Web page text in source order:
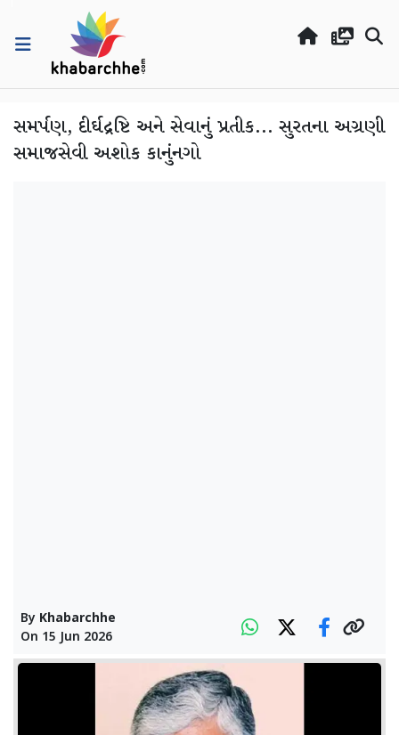
સમર્પણ, દીર્ઘદ્રષ્ટિ અને સેવાનું પ્રતીક… સુરતના અગ્રણી
સમાજસેવી અશોક કાનુંનગો
By Khabarchhe
On 15 Jun 2026